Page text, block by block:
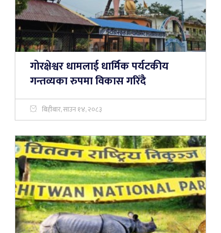
गोरक्षेश्वर धामलाई धार्मिक पर्यटकीय
गन्तव्यका रुपमा विकास गरिँदै
बिहीबार, साउन १४, २०८३